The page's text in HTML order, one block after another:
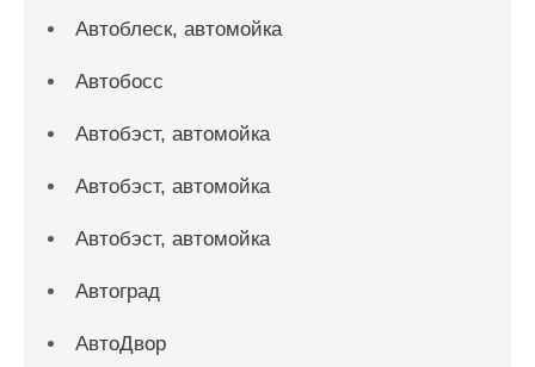
Автоблеск, автомойка
Автобосс
Автобэст, автомойка
Автобэст, автомойка
Автобэст, автомойка
Автоград
АвтоДвор